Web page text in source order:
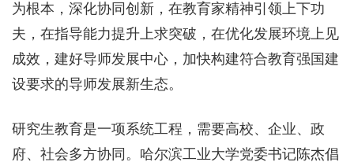
为根本，深化协同创新，在教育家精神引领上下功
夫，在指导能力提升上求突破，在优化发展环境上见
成效，建好导师发展中心，加快构建符合教育强国建
设要求的导师发展新生态。
研究生教育是一项系统工程，需要高校、企业、政
府、社会多方协同。哈尔滨工业大学党委书记陈杰倡